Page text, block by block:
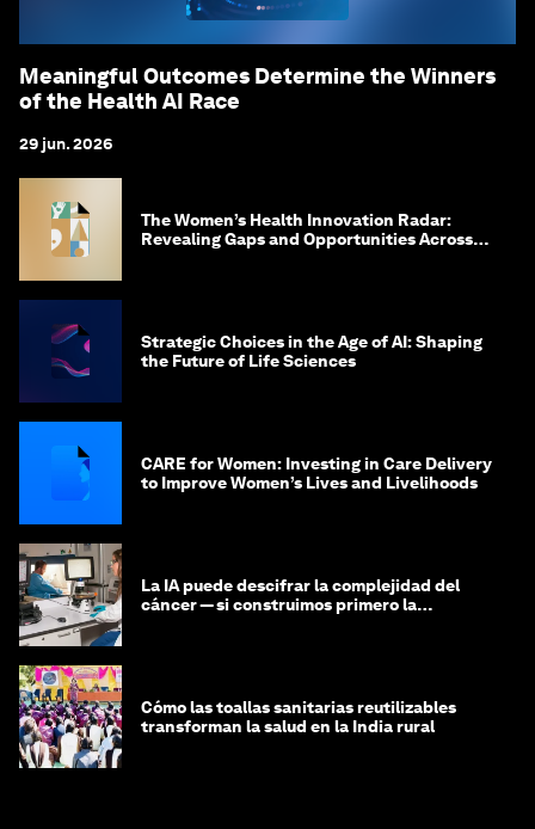
Meaningful Outcomes Determine the Winners
of the Health AI Race
29 jun. 2026
The Women’s Health Innovation Radar:
Revealing Gaps and Opportunities Across
Strategic Choices in the Age of AI: Shaping
the Future of Life Sciences
CARE for Women: Investing in Care Delivery
to Improve Women’s Lives and Livelihoods
La IA puede descifrar la complejidad del
cáncer — si construimos primero la
Cómo las toallas sanitarias reutilizables
transforman la salud en la India rural